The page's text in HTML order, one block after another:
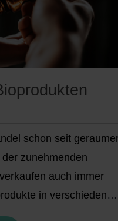
schon seit
zunehmenden
auch immer
in verschiedenen
sich in der